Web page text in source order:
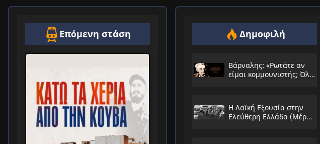
Επόμενη στάση Δημοφιλή
Βάρναλης: «Ρωτάτε αν
είμαι κομμουνιστής; Όλο
Η Λαϊκή Εξουσία στην
Ελεύθερη Ελλάδα (Μέρος